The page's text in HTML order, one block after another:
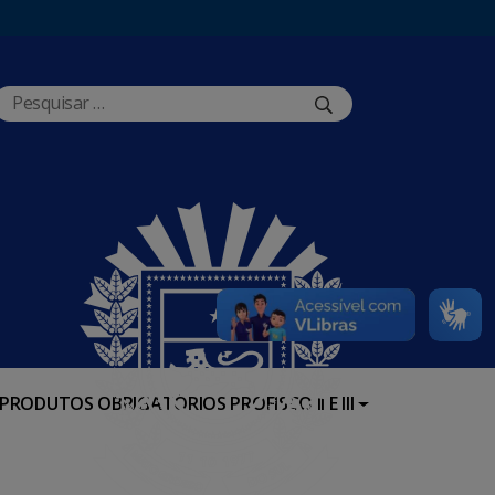
PRODUTOS OBRIGATÓRIOS PROFISCO II E III